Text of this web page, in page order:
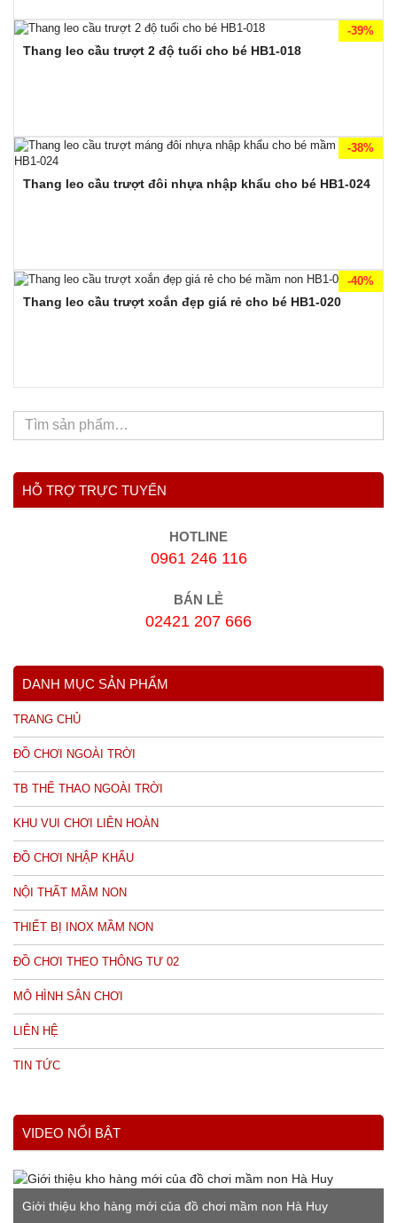
-39%
Thang leo cầu trượt 2 độ tuổi cho bé HB1-018
-38%
Thang leo cầu trượt đôi nhựa nhập khẩu cho bé HB1-024
-40%
Thang leo cầu trượt xoắn đẹp giá rẻ cho bé HB1-020
HỖ TRỢ TRỰC TUYẾN
HOTLINE
0961 246 116
BÁN LẺ
02421 207 666
DANH MỤC SẢN PHẨM
TRANG CHỦ
ĐỒ CHƠI NGOÀI TRỜI
TB THỂ THAO NGOÀI TRỜI
KHU VUI CHƠI LIÊN HOÀN
ĐỒ CHƠI NHẬP KHẨU
NỘI THẤT MẦM NON
THIẾT BỊ INOX MẦM NON
ĐỒ CHƠI THEO THÔNG TƯ 02
MÔ HÌNH SÂN CHƠI
LIÊN HỆ
TIN TỨC
VIDEO NỔI BẬT
Giới thiệu kho hàng mới của đồ chơi mầm non Hà Huy